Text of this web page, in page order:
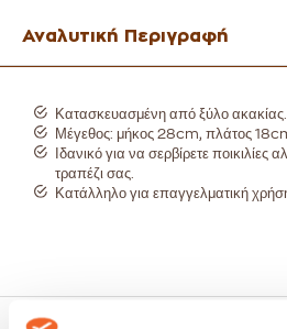
Αναλυτική Περιγραφή
Κατασκευασμένη από ξύλο ακακίας.
Μέγεθος: μήκος 28cm, πλάτος
Ιδανικό για να σερβίρετε ποικιλίες
τραπέζι σας.
Κατάλληλο για επαγγελματική